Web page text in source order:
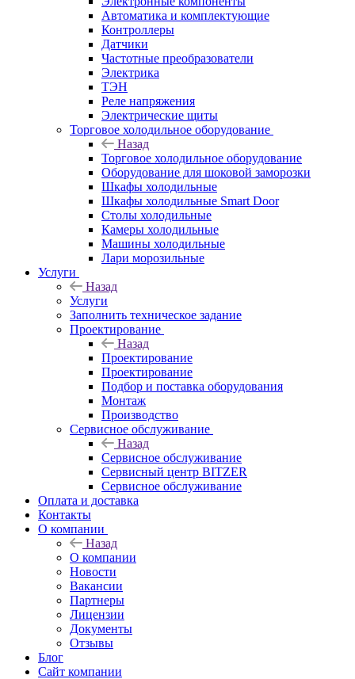
Автоматика и комплектующие
Контроллеры
Датчики
Частотные преобразователи
Электрика
ТЭН
Реле напряжения
Электрические щиты
Торговое холодильное оборудование
Назад
Торговое холодильное оборудование
Оборудование для шоковой заморозки
Шкафы холодильные
Шкафы холодильные Smart Door
Столы холодильные
Камеры холодильные
Машины холодильные
Лари морозильные
Услуги
Назад
Услуги
Заполнить техническое задание
Проектирование
Назад
Проектирование
Проектирование
Подбор и поставка оборудования
Монтаж
Производство
Сервисное обслуживание
Назад
Сервисное обслуживание
Сервисный центр BITZER
Сервисное обслуживание
Оплата и доставка
Контакты
О компании
Назад
О компании
Новости
Вакансии
Партнеры
Лицензии
Документы
Отзывы
Блог
Сайт компании